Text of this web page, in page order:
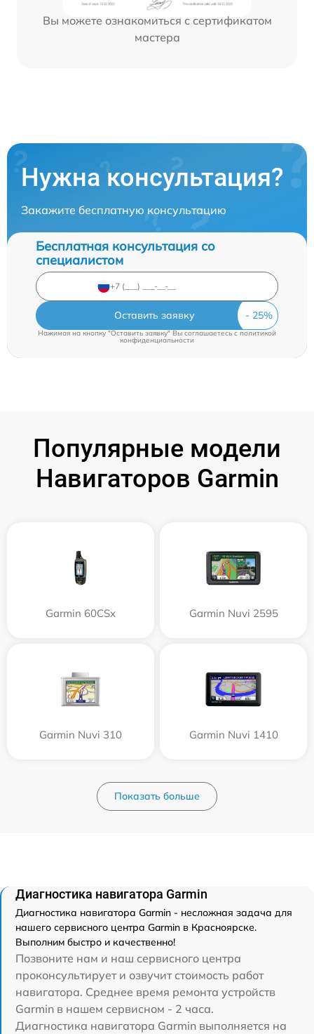
Вы можете ознакомиться с сертификатом
мастера
Нужна консультация?
Закажите бесплатную консультацию
Бесплатная консультация со
специалистом
Оставить заявку
Нажимая на кнопку "Оставить заявку" Вы соглашаетесь cполитикой
конфиденциальности
Популярные модели
Навигаторов Garmin
Garmin 60CSx Garmin Nuvi 2595
Garmin Nuvi 310 Garmin Nuvi 1410
Показать больше
Диагностика навигатора Garmin
Диагностика навигатора Garmin - несложная задача для
нашего сервисного центра Garmin в Красноярске.
Выполним быстро и качественно!
Позвоните нам и наш сервисного центра
проконсультирует и озвучит стоимость работ
навигатора. Среднее время ремонта устройств
Garmin в нашем сервисном - 2 часа.
Диагностика навигатора Garmin выполняется на